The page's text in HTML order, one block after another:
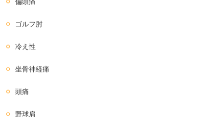
ゴルフ肘
冷え性
坐骨神経痛
頭痛
野球肩